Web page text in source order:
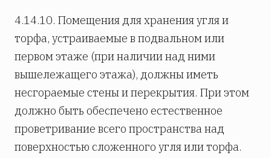
4.14.10. Помещения для хранения угля и
торфа, устраиваемые в подвальном или
первом этаже (при наличии над ними
вышележащего этажа), должны иметь
несгораемые стены и перекрытия. При этом
должно быть обеспечено естественное
проветривание всего пространства над
поверхностью сложенного угля или торфа.